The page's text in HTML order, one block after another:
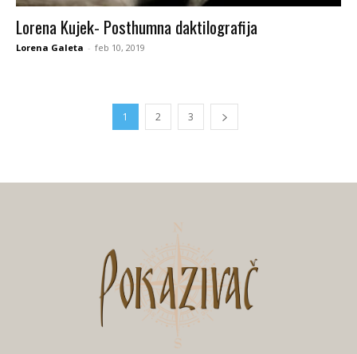
Lorena Kujek- Posthumna daktilografija
Lorena Galeta - feb 10, 2019
1 2 3